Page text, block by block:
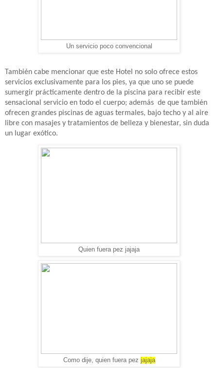
Un servicio poco convencional
También cabe mencionar que este Hotel no solo ofrece estos
servicios exclusivamente para los pies, ya que uno se puede
sumergir prácticamente dentro de la piscina para recibir este
sensacional servicio en todo el cuerpo; además de que también
ofrecen grandes piscinas de aguas termales, bajo techo y al aire
libre con masajes y tratamientos de belleza y bienestar, sin duda
un lugar exótico.
Quien fuera pez jajaja
Como dije, quien fuera pez jajaja